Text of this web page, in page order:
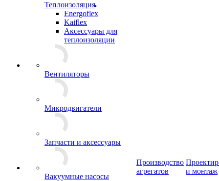
Теплоизоляция
Energoflex
Kaiflex
Аксессуары для
теплоизоляции
Вентиляторы
Микродвигатели
Запчасти и аксессуары
Вакуумные насосы
Производство
агрегатов
и монтаж